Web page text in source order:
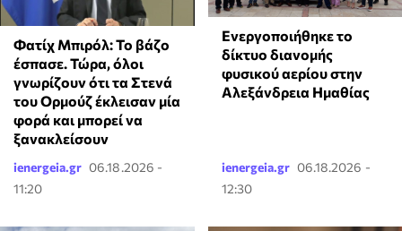
Φατίχ Μπιρόλ: Το βάζο
έσπασε. Τώρα, όλοι
γνωρίζουν ότι τα Στενά
του Ορμούζ έκλεισαν μία
φορά και μπορεί να
ξανακλείσουν
ienergeia.gr 06.18.2026 -
11:20
Ενεργοποιήθηκε το
δίκτυο διανομής
φυσικού αερίου στην
Αλεξάνδρεια Ημαθίας
ienergeia.gr 06.18.2026 -
12:30